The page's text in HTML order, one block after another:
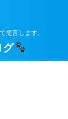
提言します。
グ